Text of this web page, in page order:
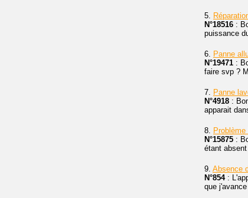
5.
N°18516 :
puissance
6. Panne
N°19471 :
faire svp ?
7. Panne
N°4918 :
apparait
8.
N°15875 :
étant
9. Absence
N°854:
que